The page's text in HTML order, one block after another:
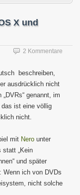
X und
2 Kommentare
beschreiben,
ausdrücklich nicht
genannt, im
das ist eine völlig
nicht.
mit Nero unter
statt „Kein
und später
Wenn ich von DVDs
nicht solche